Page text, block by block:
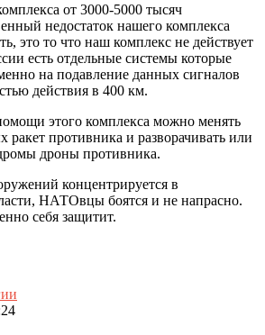
от 3000-5000 тысяч
недостаток нашего комплекса
это то что наш комплекс не действует
есть отдельные системы которые
на подавление данных сигналов
действия в 400 км.
этого комплекса можно менять
ракет противника и разворачивать или
дроны противника.
концентрируется в
НАТОвцы боятся и не напрасно.
себя защитит.